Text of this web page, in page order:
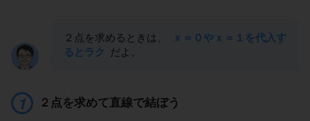
２点を求めるときは、
ｘ＝０やｘ＝１を代入す
るとラク
だよ。
２点を求めて直線で結ぼう